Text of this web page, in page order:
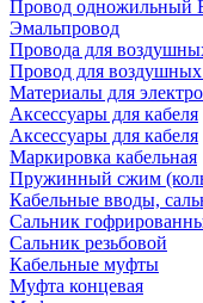
Провод одножильный
Эмальпровод
Провода для
Провод для воздушных
Материалы для
Аксессуары для кабеля
Аксессуары для кабеля
Маркировка кабельная
Пружинный сжим
Кабельные вводы,
Сальник
Сальник резьбовой
Кабельные муфты
Муфта концевая